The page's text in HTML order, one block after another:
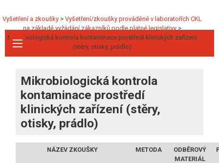
Vyšetření a zkoušky > Vyšetření/zkoušky prováděné v laboratořích CKL
na základě vyžádání zákazníků podle platné legislativy>
Mikrobiologická kontrola kontaminace prostředí klinických zařízení
(stěry, otisky, prádlo)
Mikrobiologická kontrola
kontaminace prostředí
klinických zařízení (stěry,
otisky, prádlo)
NÁZEV ZKOUŠKY METODA
ODBĚROVÝ
MATERIÁL